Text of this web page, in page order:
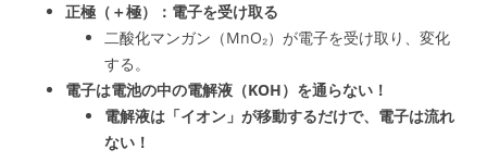
正極（＋極）：電子を受け取る
二酸化マンガン（MnO₂）が電子を受け取り、変化
する。
電子は電池の中の電解液（KOH）を通らない！
電解液は「イオン」が移動するだけで、電子は流れ
ない！